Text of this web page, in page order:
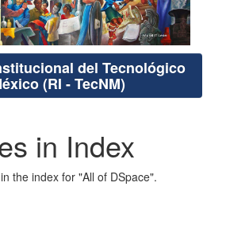
del Tecnológico
(RI - TecNM)
in Index
the index for "All of DSpace".